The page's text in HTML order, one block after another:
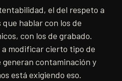
el del respeto a
hablar con los de
con los de grabado.
a modificar cierto tipo de
contaminación y
está exigiendo eso.